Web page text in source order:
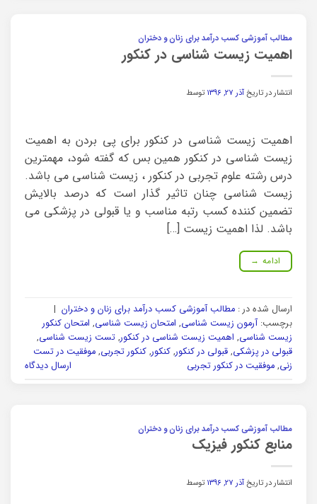
مطالب آموزشی کسب درآمد برای زنان و دختران
اهمیت زیست شناسی در کنکور
انتشار در تاریخآذر ۲۷, ۱۳۹۶ توسط
اهمیت زیست شناسی در کنکور برای پی بردن به اهمیت
زیست شناسی در کنکور همین بس که گفته شود، مهمترین
درس رشته علوم تجربی در کنکور ، زیست شناسی می باشد.
زیست شناسی چنان تاثیر گذار است که درصد بالایش
تضمین کننده کسب رتبه مناسب و یا قبولی در پزشکی می
باشد. لذا اهمیت زیست […]
ادامه →
ارسال شده در : مطالب آموزشی کسب درآمد برای زنان و دختران |
برچسب:آرمون زیست شناسی, امتحان زیست شناسی, امتحان کنکور
زیست شناسی, اهمیت زیست شناسی در کنکور, تست زیست شناسی,
قبولی در پزشکی, قبولی در کنکور, کنکور, کنکور تجربی, موفقیت در تست
زنی, موفقیت در کنکور تجربی ارسال دیدگاه
مطالب آموزشی کسب درآمد برای زنان و دختران
منابع کنکور فیزیک
انتشار در تاریخآذر ۲۷, ۱۳۹۶ توسط